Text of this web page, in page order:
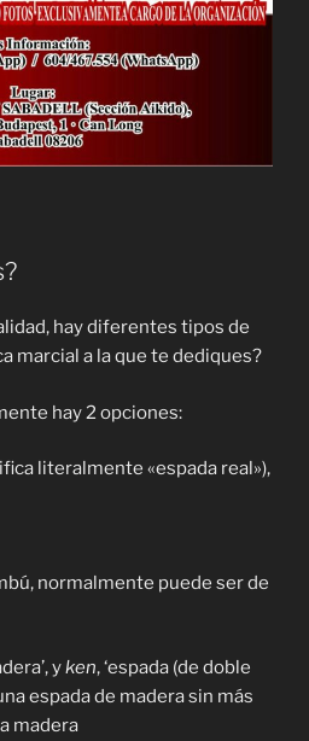
hay diferentes tipos de
marcial a la que te dediques?
hay 2 opciones:
literalmente «espada real»),
normalmente puede ser de
yken, ‘espada (de doble
espada de madera sin más
madera